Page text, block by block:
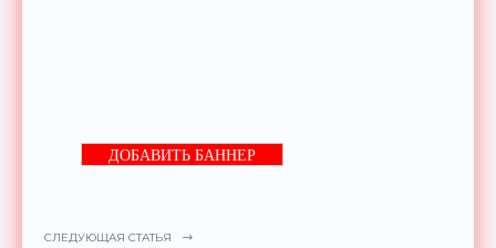
ДОБАВИТЬ БАННЕР
СЛЕДУЮЩАЯ СТАТЬЯ